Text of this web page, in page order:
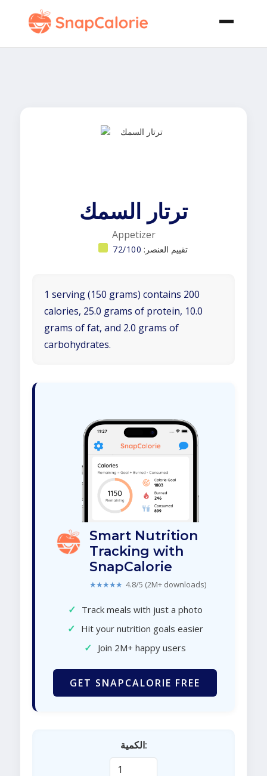
ترتار السمك
Appetizer
تقييم العنصر: 72/100
1 serving (150 grams) contains 200
calories, 25.0 grams of protein, 10.0
grams of fat, and 2.0 grams of
carbohydrates.
Smart Nutrition
Tracking with
SnapCalorie
★★★★★ 4.8/5 (2M+ downloads)
✓ Track meals with just a photo
✓ Hit your nutrition goals easier
✓ Join 2M+ happy users
GET SNAPCALORIE FREE
الكمية: